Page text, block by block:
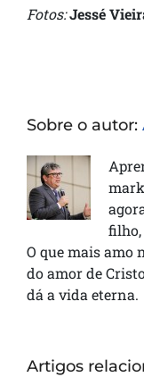
Fotos:Jessé
Sobre o autor:
filho,
O que mais amo
do amor de
dá a vida eterna.
Artigos